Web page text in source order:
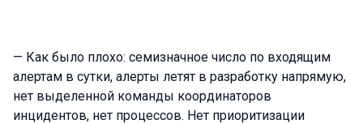
— Как было плохо: семизначное число по входящим
алертам в сутки, алерты летят в разработку напрямую,
нет выделенной команды координаторов
инцидентов, нет процессов. Нет приоритизации